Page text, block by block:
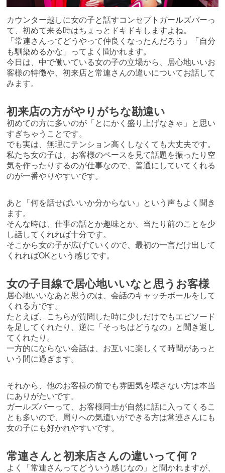
カウンター越しに女の子と話すコンセプトガールズバーっ
て、初めて来る時はちょっとドキドキしますよね。
「常連さんってどうやって仲良くなったんだろう」「自分
も馴染めるかな」ってよく聞かれます。
今日は、中で働いている女の子の立場から、居心地いいお
客様の特徴や、初来店と常連さんの違いについてお話して
みます。
初来店の方がやりがちな勘違い
初めての方に多いのが「とにかく盛り上げなきゃ」と思い
すぎちゃうことです。
でも実は、無理にテンション高くしなくても大丈夫です。
私たち女の子は、お客様のペースを見て話題を振ったり空
気を作ったりするのが仕事なので、普通にしていてくれる
のが一番やりやすいです。
あと「何を話せばいいか分からない」という声もよく聞き
ます。
そんな時は、仕事の話とか趣味とか、当たり前のことを少
し話してくれれば十分です。
そこから女の子が広げていくので、最初の一言だけ出して
くれればOKという感じです。
女の子目線で居心地いいなと思うお客様
居心地いいなあと思うのは、会話のキャッチボールをして
くれる方です。
たとえば、こちらが質問した時に少しだけでもエピソード
を足してくれたり、逆に「そっちはどうなの」と聞き返し
てくれたり。
一方的にならない会話は、お互いに楽しくて時間があっと
いう間に過ぎます。
それから、他のお客様の前でも雰囲気を壊さない方は本当
にありがたいです。
ガールズバーって、お客様同士が自然に話に入ってくるこ
とも多いので、周りへの気遣いができる方は常連さんにも
女の子にも好かれやすいです。
常連さんと初来店さんの違いって何？
よく「常連さんってどういう感じなの」と聞かれますが、